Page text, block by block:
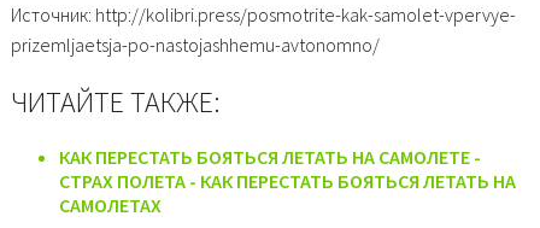
Источник: http://kolibri.press/posmotrite-kak-samolet-vpervye-
prizemljaetsja-po-nastojashhemu-avtonomno/
ЧИТАЙТЕ ТАКЖЕ:
КАК ПЕРЕСТАТЬ БОЯТЬСЯ ЛЕТАТЬ НА САМОЛЕТЕ -
СТРАХ ПОЛЕТА - КАК ПЕРЕСТАТЬ БОЯТЬСЯ ЛЕТАТЬ НА
САМОЛЕТАХ